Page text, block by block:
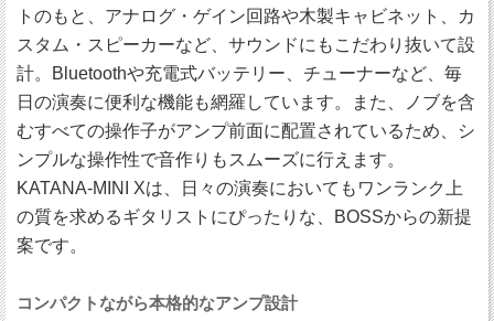
トのもと、アナログ・ゲイン回路や木製キャビネット、カ
スタム・スピーカーなど、サウンドにもこだわり抜いて設
計。Bluetoothや充電式バッテリー、チューナーなど、毎
日の演奏に便利な機能も網羅しています。また、ノブを含
むすべての操作子がアンプ前面に配置されているため、シ
ンプルな操作性で音作りもスムーズに行えます。
KATANA-MINI Xは、日々の演奏においてもワンランク上
の質を求めるギタリストにぴったりな、BOSSからの新提
案です。
コンパクトながら本格的なアンプ設計